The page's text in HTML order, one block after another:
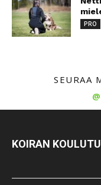
PRO
SEURAA
KOIRAN